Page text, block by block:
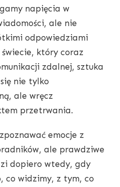
napięcia w
ale nie
odpowiedziami
świecie, który coraz
zdalnej, sztuka
nie tylko
ale wręcz
przetrwania.
emocje z
ale prawdziwe
dopiero wtedy, gdy
co widzimy, z tym, co